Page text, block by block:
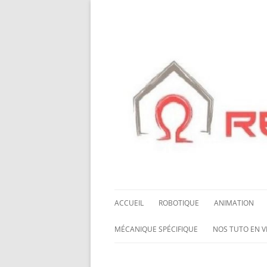
ACCUEIL ROBOTIQUE
NOS ROBOTS
ANIMATION
HALLOWING M0
MÉCANIQUE SPÉCIFIQUE NOS TUTO EN